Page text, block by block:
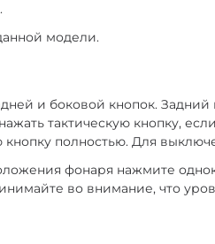
модели.
и боковой кнопок.
тактическую кнопку,
полностью. Для
фонаря нажмите
во внимание, что